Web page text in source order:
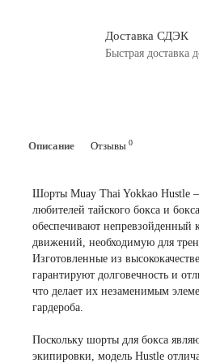
Доставка СДЭК
Быстрая доставка
Описание Отзывы 0
Шорты Muay Thai Yokkao Hustle
любителей тайского бокса и
обеспечивают непревзойденный
движений, необходимую для
Изготовленные из
гарантируют долговечность и
что делает их незаменимым
гардероба.
Поскольку шорты для бокса
экипировки, модель Hustle